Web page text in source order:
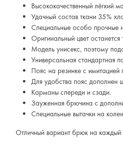
Высококачественный лёгкий
Удачный состав ткани 35%
Специальные особо прочные
Оригинальный цвет
Модель унисекс, поэтому
Универсальная стандартная
Пояс на резинке с имитацией
Для удобства пояс дополнен
Карманы спереди и сзади.
Зауженная брючина с
Специальные вытачки на
Отличный вариант брюк на каждый